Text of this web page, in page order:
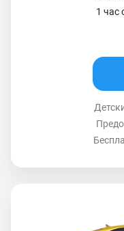
1 час